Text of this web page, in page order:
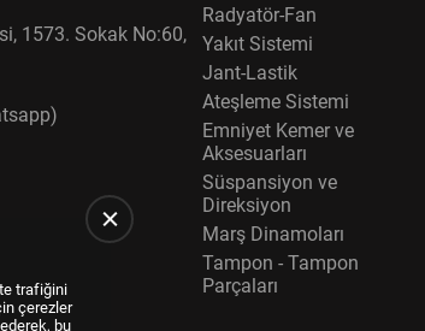
1573. Sokak No:60,
Radyatör-Fan
Yakıt Sistemi
Jant-Lastik
Ateşleme Sistemi
Emniyet Kemer ve
Aksesuarları
Süspansiyon ve
Direksiyon
Marş Dinamoları
Tampon - Tampon
Parçaları
trafiğini
çerezler
bu